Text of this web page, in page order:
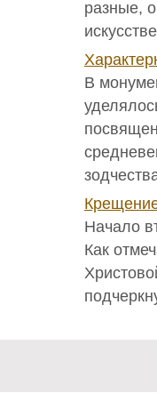
разные,
В
Начало
Как